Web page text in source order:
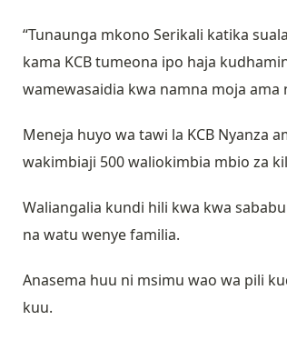
“Tunaunga mkono Serikali katika
kama KCB tumeona ipo haja
wamewasaidia kwa namna moja ama
Meneja huyo wa tawi la KCB Nyanza
wakimbiaji 500 waliokimbia mbio za
Waliangalia kundi hili kwa kwa
na watu wenye familia.
Anasema huu ni msimu wao wa pili
kuu.